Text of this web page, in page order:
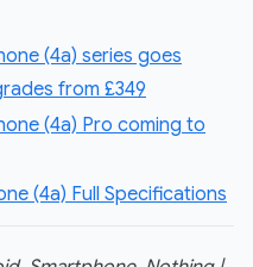
(4a) series goes
from £349
(4a) Pro coming to
(4a) Full Specifications